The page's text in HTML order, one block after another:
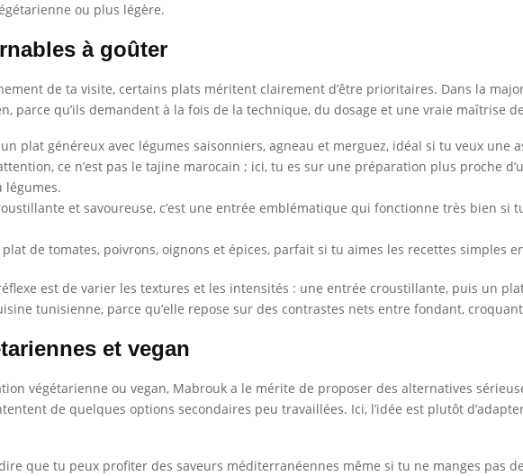
ou plus légère.
à goûter
de ta visite, certains plats méritent clairement d’être prioritaires. Dans la
parce qu’ils demandent à la fois de la technique, du dosage et une vraie maîtrise
un plat généreux avec légumes saisonniers, agneau et merguez, idéal si tu veux une
ce n’est pas le tajine marocain ; ici, tu es sur une préparation plus proche
légumes.
et savoureuse, c’est une entrée emblématique qui fonctionne très bien si
plat de tomates, poivrons, oignons et épices, parfait si tu aimes les recettes simples
est de varier les textures et les intensités : une entrée croustillante, puis un
tunisienne, parce qu’elle repose sur des contrastes nets entre fondant,
et vegan
végétarienne ou vegan, Mabrouk a le mérite de proposer des alternatives
de quelques options secondaires peu travaillées. Ici, l’idée est plutôt
que tu peux profiter des saveurs méditerranéennes même si tu ne manges pas